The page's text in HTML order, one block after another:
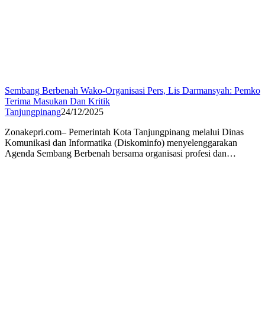
Sembang Berbenah Wako-Organisasi Pers, Lis Darmansyah: Pemko
Terima Masukan Dan Kritik
Tanjungpinang24/12/2025
Zonakepri.com– Pemerintah Kota Tanjungpinang melalui Dinas
Komunikasi dan Informatika (Diskominfo) menyelenggarakan
Agenda Sembang Berbenah bersama organisasi profesi dan…